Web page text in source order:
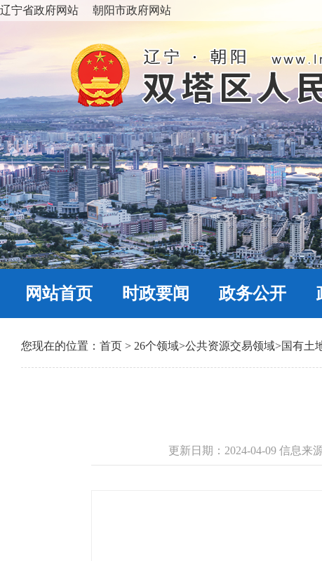
辽宁省政府网站 朝阳市政府网站
网站首页 时政要闻 政务公开
您现在的位置： 首页 > 26个领域>公共资源交易领域>国有土
更新日期：2024-04-09 信息来